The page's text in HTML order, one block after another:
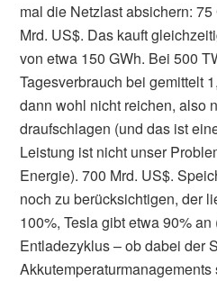
mal die Netzlast absichern:
Mrd. US$. Das kauft
von etwa 150 GWh. Bei 500
Tagesverbrauch bei gemittelt
dann wohl nicht reichen, also
draufschlagen (und das ist
Leistung ist nicht unser
Energie). 700 Mrd. US$.
noch zu berücksichtigen, der
100%, Tesla gibt etwa 90%
Entladezyklus – ob dabei der